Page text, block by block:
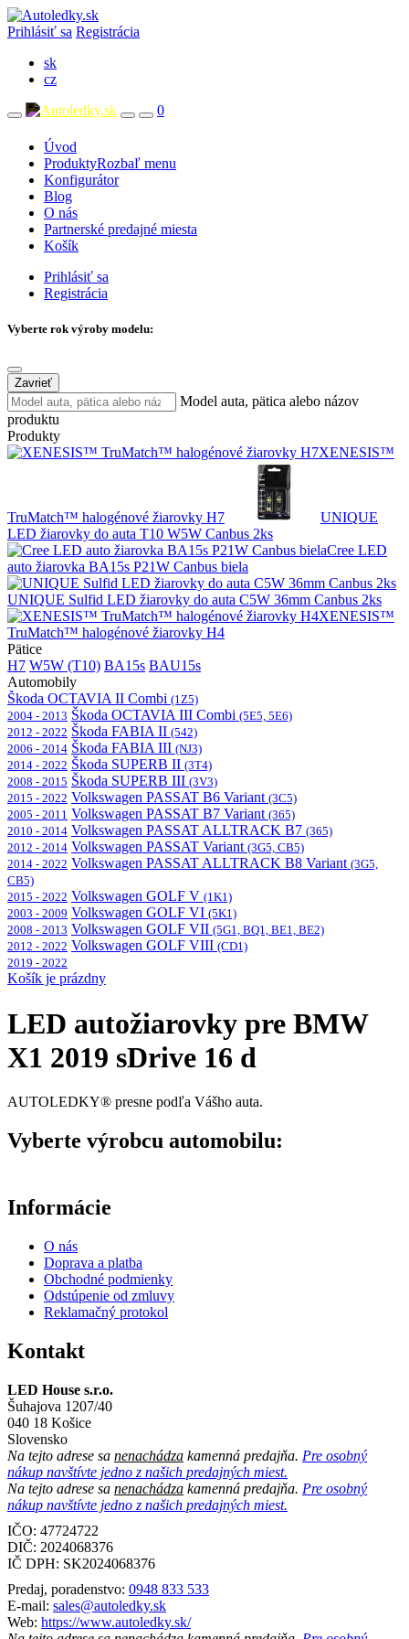
Prihlásiť sa Registrácia
sk
cz
0
Úvod
ProduktyRozbaľ menu
Konfigurátor
Blog
O nás
Partnerské predajné miesta
Košík
Prihlásiť sa
Registrácia
Vyberte rok výroby modelu:
Zavrieť
Model auta, pätica alebo názov
produktu
Produkty
XENESIS™
TruMatch™ halogénové žiarovky H7
UNIQUE
LED žiarovky do auta T10 W5W Canbus 2ks
Cree LED
auto žiarovka BA15s P21W Canbus biela
UNIQUE Sulfid LED žiarovky do auta C5W 36mm Canbus 2ks
XENESIS™
TruMatch™ halogénové žiarovky H4
Pätice
H7 W5W (T10) BA15s BAU15s
Automobily
Škoda OCTAVIA II Combi (1Z5)
2004 - 2013 Škoda OCTAVIA III Combi (5E5, 5E6)
2012 - 2022 Škoda FABIA II (542)
2006 - 2014 Škoda FABIA III (NJ3)
2014 - 2022 Škoda SUPERB II (3T4)
2008 - 2015 Škoda SUPERB III (3V3)
2015 - 2022 Volkswagen PASSAT B6 Variant (3C5)
2005 - 2011 Volkswagen PASSAT B7 Variant (365)
2010 - 2014 Volkswagen PASSAT ALLTRACK B7 (365)
2012 - 2014 Volkswagen PASSAT Variant (3G5, CB5)
2014 - 2022 Volkswagen PASSAT ALLTRACK B8 Variant (3G5,
CB5)
2015 - 2022 Volkswagen GOLF V (1K1)
2003 - 2009 Volkswagen GOLF VI (5K1)
2008 - 2013 Volkswagen GOLF VII (5G1, BQ1, BE1, BE2)
2012 - 2022 Volkswagen GOLF VIII (CD1)
2019 - 2022
Košík je prázdny
LED autožiarovky pre BMW
X1 2019 sDrive 16 d
AUTOLEDKY® presne podľa Vášho auta.
Vyberte výrobcu automobilu:
Informácie
O nás
Doprava a platba
Obchodné podmienky
Odstúpenie od zmluvy
Reklamačný protokol
Kontakt
LED House s.r.o.
Šuhajova 1207/40
040 18 Košice
Slovensko
Na tejto adrese sa nenachádza kamenná predajňa. Pre osobný
nákup navštívte jedno z našich predajných miest.
Na tejto adrese sa nenachádza kamenná predajňa. Pre osobný
nákup navštívte jedno z našich predajných miest.
IČO: 47724722
DIČ: 2024068376
IČ DPH: SK2024068376
Predaj, poradenstvo: 0948 833 533
E-mail: sales@autoledky.sk
Web: https://www.autoledky.sk/